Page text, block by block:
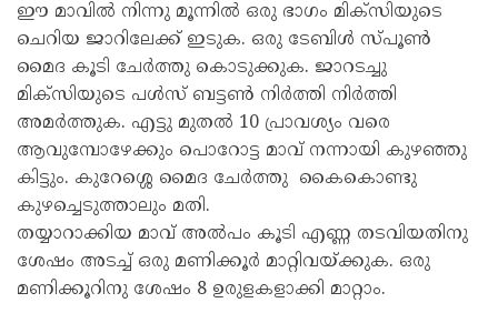
ഈ മാവിൽ നിന്നു മൂന്നിൽ ഒരു ഭാഗം മിക്സിയുടെ
ചെറിയ ജാറിലേക്ക് ഇടുക. ഒരു ടേബിൾ സ്പൂൺ
മൈദ കൂടി ചേർത്തു കൊടുക്കുക. ജാറടച്ചു
മിക്‌സിയുടെ പൾസ് ബട്ടൺ നിർത്തി നിർത്തി
അമർത്തുക. എട്ടു മുതൽ 10 പ്രാവശ്യം വരെ
ആവുമ്പോഴേക്കും പൊറോട്ട മാവ് നന്നായി കുഴഞ്ഞു
കിട്ടും. കുറേശ്ശെ മൈദ ചേർത്തു കൈകൊണ്ടു
കുഴച്ചെടുത്താലും മതി.
തയ്യാറാക്കിയ മാവ് അൽപം കൂടി എണ്ണ തടവിയതിനു
ശേഷം അടച്ച് ഒരു മണിക്കൂർ മാറ്റിവയ്ക്കുക. ഒരു
മണിക്കൂറിനു ശേഷം 8 ഉരുളകളാക്കി മാറ്റാം.